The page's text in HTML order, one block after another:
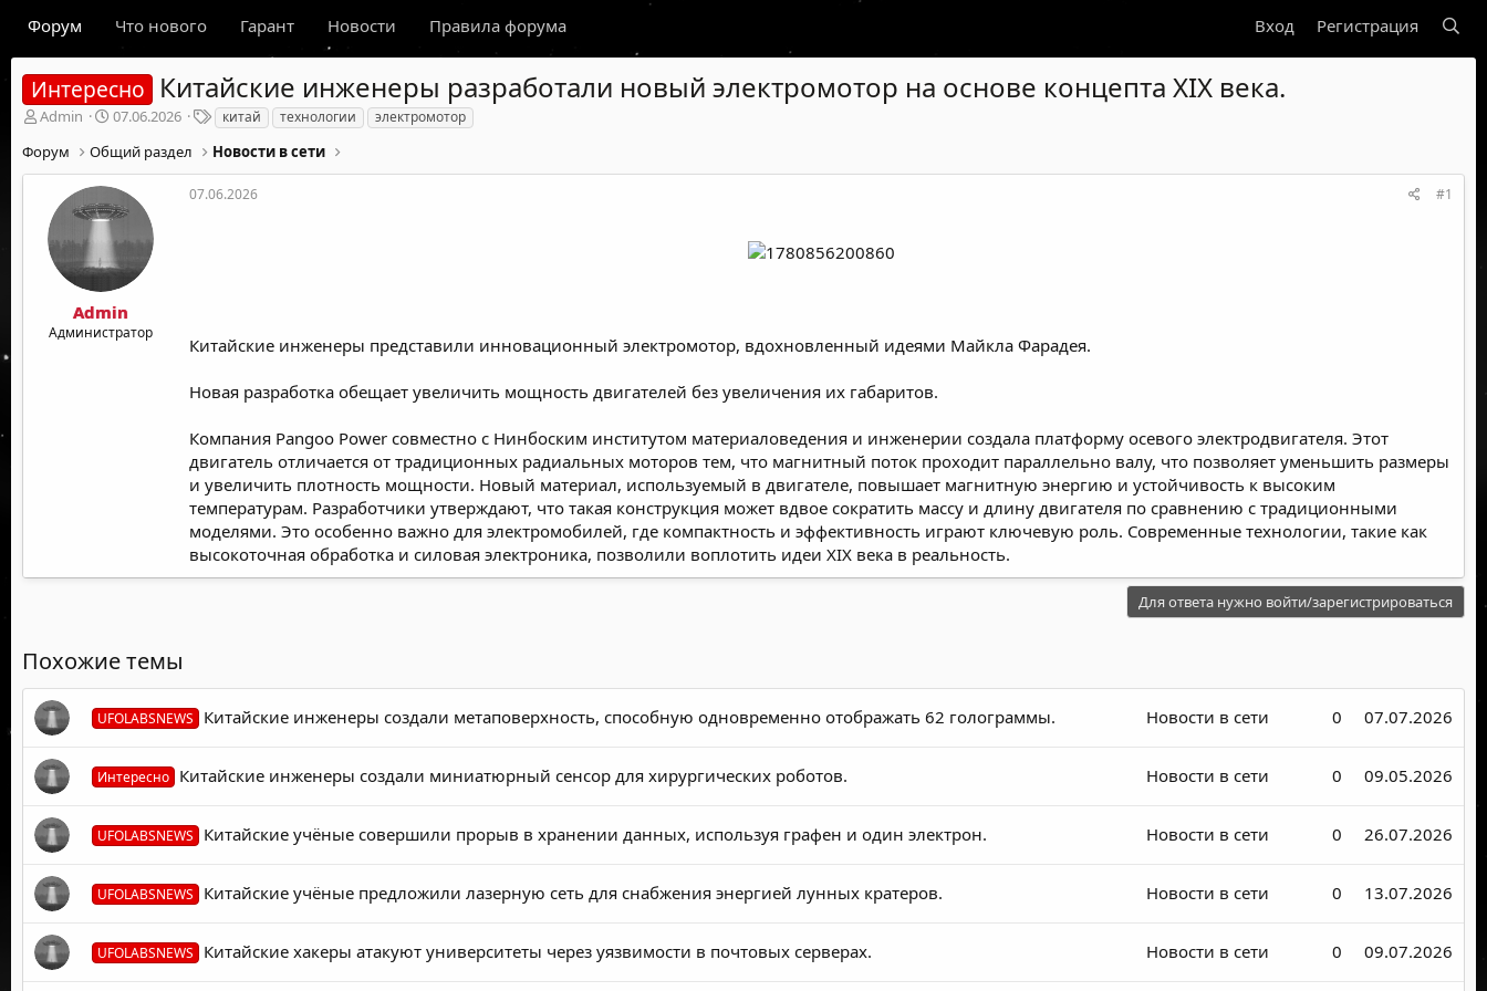
Форум Что нового Гарант Новости Правила форума Вход Регистрация
Интересно Китайские инженеры разработали новый электромотор на основе концепта XIX века.
А
т
о
м
Admin
Д
т
а
н
а
а
л
а
07.06.2026
Т
е
г
и
китай технологии электромотор
Форум Общий раздел Новости в сети
Admin
Администратор
07.06.2026 #1
Китайские инженеры представили инновационный электромотор, вдохновленный идеями Майкла Фарадея.
Новая разработка обещает увеличить мощность двигателей без увеличения их габаритов.
Компания Pangoo Power совместно с Нинбоским институтом материаловедения и инженерии создала платформу осевого электродвигателя. Этот
двигатель отличается от традиционных радиальных моторов тем, что магнитный поток проходит параллельно валу, что позволяет уменьшить размеры
и увеличить плотность мощности. Новый материал, используемый в двигателе, повышает магнитную энергию и устойчивость к высоким
температурам. Разработчики утверждают, что такая конструкция может вдвое сократить массу и длину двигателя по сравнению с традиционными
моделями. Это особенно важно для электромобилей, где компактность и эффективность играют ключевую роль. Современные технологии, такие как
высокоточная обработка и силовая электроника, позволили воплотить идеи XIX века в реальность.
Для ответа нужно войти/зарегистрироваться
Похожие темы
UFOLABSNEWS Китайские инженеры создали метаповерхность, способную одновременно отображать 62 голограммы. Новости в сети 0 07.07.2026
Интересно Китайские инженеры создали миниатюрный сенсор для хирургических роботов. Новости в сети 0 09.05.2026
UFOLABSNEWS Китайские учёные совершили прорыв в хранении данных, используя графен и один электрон. Новости в сети 0 26.07.2026
UFOLABSNEWS Китайские учёные предложили лазерную сеть для снабжения энергией лунных кратеров. Новости в сети 0 13.07.2026
UFOLABSNEWS Китайские хакеры атакуют университеты через уязвимости в почтовых серверах. Новости в сети 0 09.07.2026